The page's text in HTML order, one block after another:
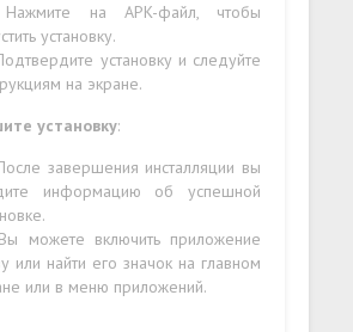
Нажмите на APK-файл, чтобы
установку.
установку и следуйте
на экране.
установку:
завершения инсталляции вы
информацию об успешной
Вы можете включить приложение
или найти его значок на главном
или в меню приложений.